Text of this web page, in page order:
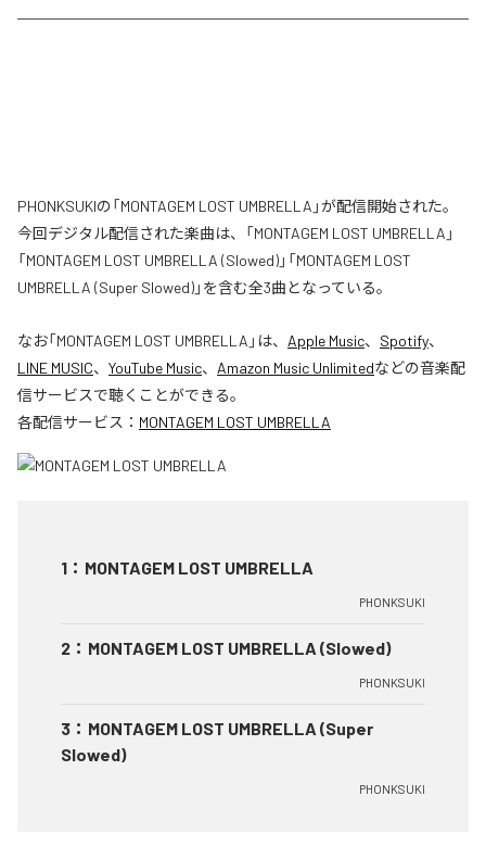
PHONKSUKIの「MONTAGEM LOST UMBRELLA」が配信開始された。
今回デジタル配信された楽曲は、「MONTAGEM LOST UMBRELLA」
「MONTAGEM LOST UMBRELLA (Slowed)」「MONTAGEM LOST
UMBRELLA (Super Slowed)」を含む全3曲となっている。
なお「MONTAGEM LOST UMBRELLA 」は、 Apple Music、 Spotify、
LINE MUSIC、 YouTube Music、 Amazon Music Unlimitedなどの音楽配
信サービスで聴くことができる。
各配信サービス： MONTAGEM LOST UMBRELLA
1 ： MONTAGEM LOST UMBRELLA
PHONKSUKI
2 ： MONTAGEM LOST UMBRELLA (Slowed)
PHONKSUKI
3 ： MONTAGEM LOST UMBRELLA (Super
Slowed)
PHONKSUKI